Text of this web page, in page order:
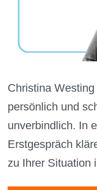
Christina
persönlich und
unverbindlich. In
Erstgespräch
zu Ihrer Situation